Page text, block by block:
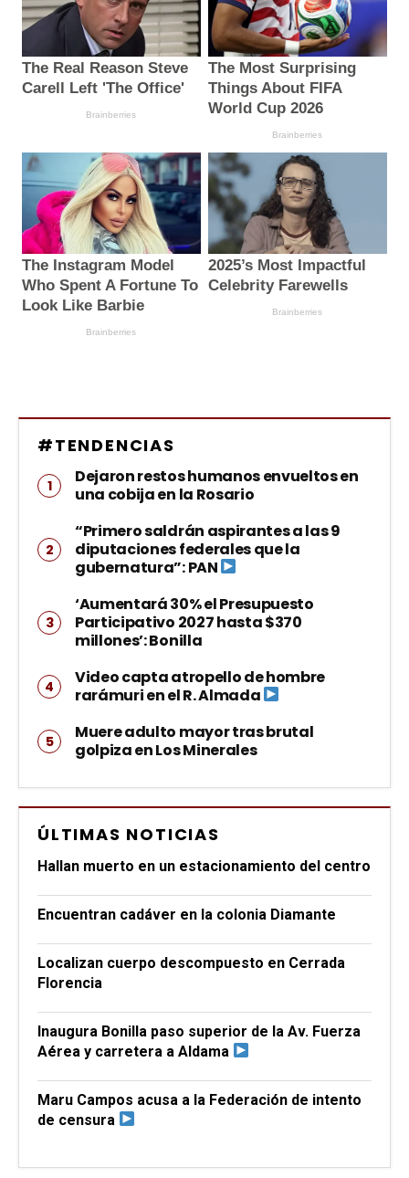
#TENDENCIAS
Dejaron restos humanos envueltos en
una cobija en la Rosario
“Primero saldrán aspirantes a las 9
diputaciones federales que la
gubernatura”: PAN
‘Aumentará 30% el Presupuesto
Participativo 2027 hasta $370
millones’: Bonilla
Video capta atropello de hombre
rarámuri en el R. Almada
Muere adulto mayor tras brutal
golpiza en Los Minerales
ÚLTIMAS NOTICIAS
Hallan muerto en un estacionamiento del centro
Encuentran cadáver en la colonia Diamante
Localizan cuerpo descompuesto en Cerrada
Florencia
Inaugura Bonilla paso superior de la Av. Fuerza
Aérea y carretera a Aldama
Maru Campos acusa a la Federación de intento
de censura